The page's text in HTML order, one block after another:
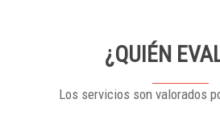
¿QUIÉN
Los servicios son valorados